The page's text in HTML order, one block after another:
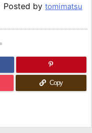
Posted by tomimatsu
Copy